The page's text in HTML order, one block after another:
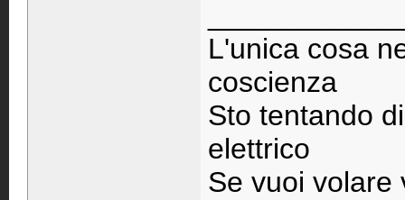
L'unica cosa
coscienza
Sto tentando
elettrico
Se vuoi volare